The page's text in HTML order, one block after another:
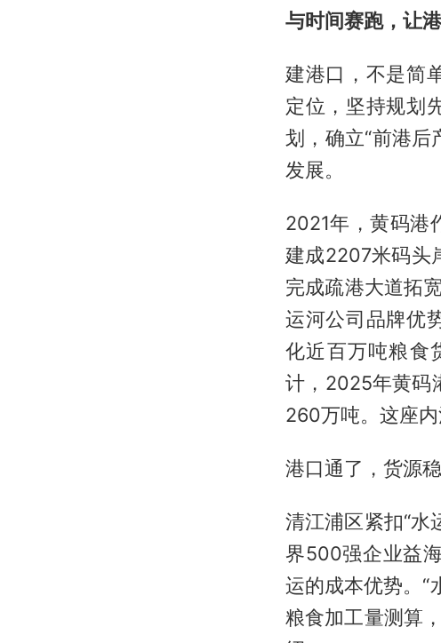
与时间赛跑，让
建港口，不是简
定位，坚持规划
划，确立“前港后
发展。
2021年，黄码港
建成2207米码头
完成疏港大道拓
运河公司品牌优
化近百万吨粮食
计，2025年黄码
260万吨。这座内
港口通了，货源
清江浦区紧扣“水
界500强企业益
运的成本优势。
粮食加工量测算